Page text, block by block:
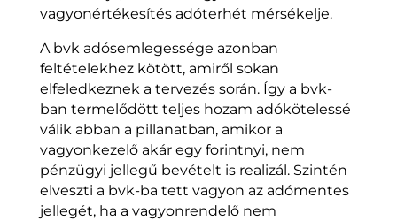
vagyonértékesítés adóterhét mérsékelje.
A bvk adósemlegessége azonban
feltételekhez kötött, amiről sokan
elfeledkeznek a tervezés során. Így a bvk-
ban termelődött teljes hozam adókötelessé
válik abban a pillanatban, amikor a
vagyonkezelő akár egy forintnyi, nem
pénzügyi jellegű bevételt is realizál. Szintén
elveszti a bvk-ba tett vagyon az adómentes
jellegét, ha a vagyonrendelő nem